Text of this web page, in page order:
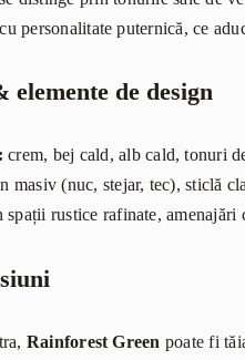
personalitate puternică, ce
de design
crem, bej cald, alb cald, tonuri
masiv (nuc, stejar, tec), sticlă
spații rustice rafinate,
Rainforest Green poate fi